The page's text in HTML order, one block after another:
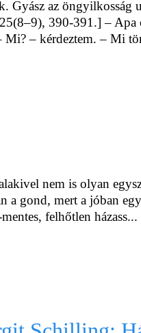
Gyász az öngyilkosság
390-391.] –
Mi? – kérdeztem. – Mi
nem is olyan
a gond, mert a jóban
felhőtlen házass...